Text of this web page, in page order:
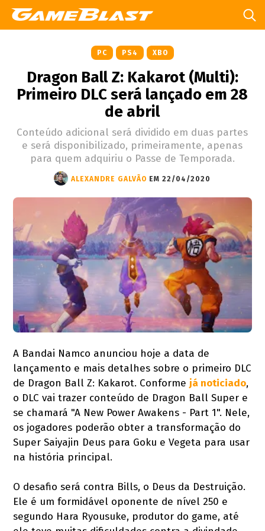
PC PS4 XBO
Dragon Ball Z: Kakarot (Multi):
Primeiro DLC será lançado em 28
de abril
Conteúdo adicional será dividido em duas partes
e será disponibilizado, primeiramente, apenas
para quem adquiriu o Passe de Temporada.
ALEXANDRE GALVÃO EM 22/04/2020
A Bandai Namco anunciou hoje a data de
lançamento e mais detalhes sobre o primeiro DLC
de Dragon Ball Z: Kakarot. Conforme já noticiado,
o DLC vai trazer conteúdo de Dragon Ball Super e
se chamará "A New Power Awakens - Part 1". Nele,
os jogadores poderão obter a transformação do
Super Saiyajin Deus para Goku e Vegeta para usar
na história principal.
O desafio será contra Bills, o Deus da Destruição.
Ele é um formidável oponente de nível 250 e
segundo Hara Ryousuke, produtor do game, até